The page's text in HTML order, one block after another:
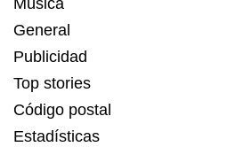
Música
General
Publicidad
Top stories
Código postal
Estadísticas